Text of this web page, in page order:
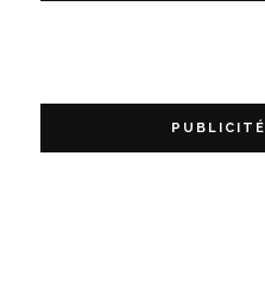
PUBLICITÉ